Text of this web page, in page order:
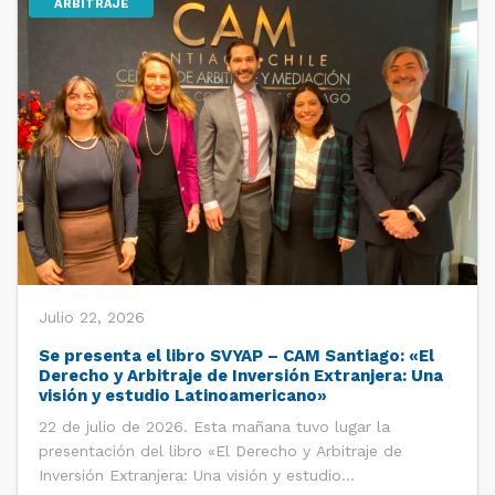
ARBITRAJE
Julio 22, 2026
Se presenta el libro SVYAP – CAM Santiago: «El
Derecho y Arbitraje de Inversión Extranjera: Una
visión y estudio Latinoamericano»
22 de julio de 2026. Esta mañana tuvo lugar la
presentación del libro «El Derecho y Arbitraje de
Inversión Extranjera: Una visión y estudio